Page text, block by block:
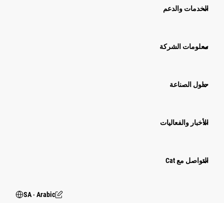
الخدمات والدعم
معلومات الشركة
حلول الصناعة
الأخبار والفعاليات
التواصل مع Cat
SA ‧ Arabic